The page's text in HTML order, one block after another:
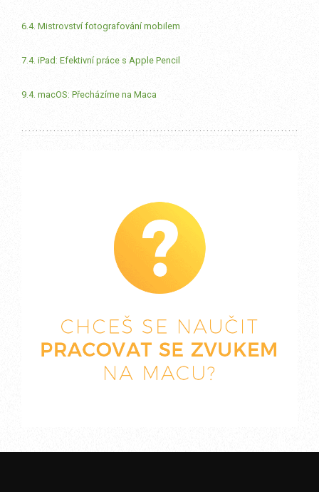
6.4. Mistrovství fotografování mobilem
7.4. iPad: Efektivní práce s Apple Pencil
9.4. macOS: Přecházíme na Maca